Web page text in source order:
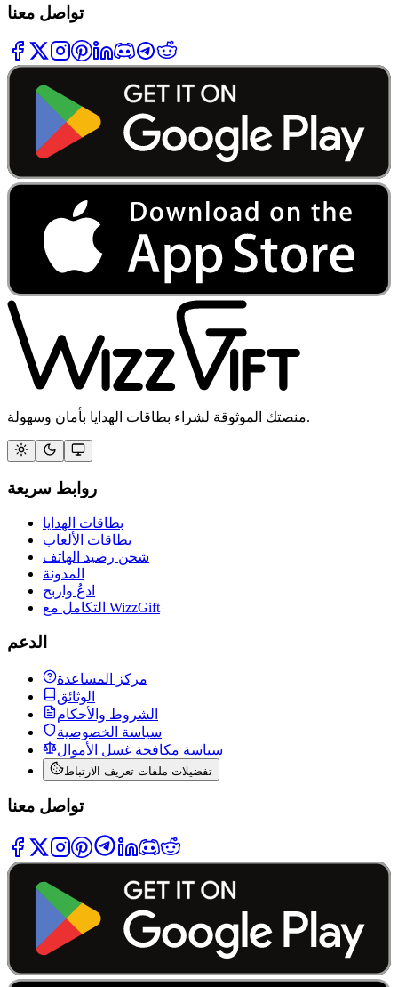
تواصل معنا
منصتك الموثوقة لشراء بطاقات الهدايا بأمان وسهولة.
روابط سريعة
بطاقات الهدايا
بطاقات الألعاب
شحن رصيد الهاتف
المدونة
ادعُ واربح
التكامل مع WizzGift
الدعم
مركز المساعدة
الوثائق
الشروط والأحكام
سياسة الخصوصية
سياسة مكافحة غسل الأموال
تفضيلات ملفات تعريف الارتباط
تواصل معنا